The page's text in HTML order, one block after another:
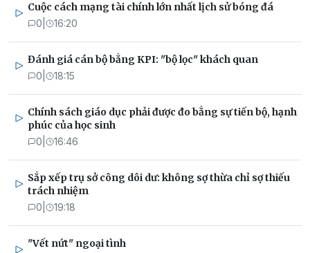
Cuộc cách mạng tài chính lớn nhất lịch sử bóng đá
0 16:20
Đánh giá cán bộ bằng KPI: "bộ lọc" khách quan
0 18:15
Chính sách giáo dục phải được đo bằng sự tiến bộ, hạnh
phúc của học sinh
0 16:46
Sắp xếp trụ sở công dôi dư: không sợ thừa chỉ sợ thiếu
trách nhiệm
0 19:18
"Vết nứt" ngoại tình